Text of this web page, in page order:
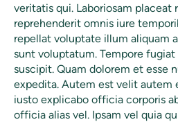
veritatis qui. Laboriosam placeat
reprehenderit omnis iure
repellat voluptate illum aliquam
sunt voluptatum. Tempore
suscipit. Quam dolorem et esse
expedita. Autem est velit autem
iusto explicabo officia corporis
officia alias vel. Ipsam vel quia